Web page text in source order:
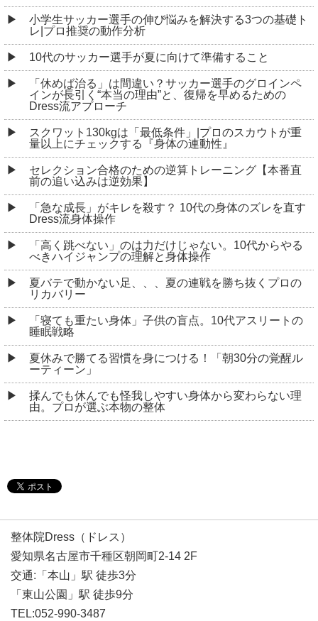
小学生サッカー選手の伸び悩みを解決する3つの基礎ト
レ|プロ推奨の動作分析
10代のサッカー選手が夏に向けて準備すること
「休めば治る」は間違い？サッカー選手のグロインペ
インが長引く“本当の理由”と、復帰を早めるための
Dress流アプローチ
スクワット130kgは「最低条件」|プロのスカウトが重
量以上にチェックする『身体の連動性』
セレクション合格のための逆算トレーニング【本番直
前の追い込みは逆効果】
「急な成長」がキレを殺す？ 10代の身体のズレを直す
Dress流身体操作
「高く跳べない」のは力だけじゃない。10代からやる
べきハイジャンプの理解と身体操作
夏バテで動かない足、、、夏の連戦を勝ち抜くプロの
リカバリー
「寝ても重たい身体」子供の盲点。10代アスリートの
睡眠戦略
夏休みで勝てる習慣を身につける！「朝30分の覚醒ル
ーティーン」
揉んでも休んでも怪我しやすい身体から変わらない理
由。プロが選ぶ本物の整体
整体院Dress（ドレス）
愛知県名古屋市千種区朝岡町2-14 2F
交通:「本山」駅 徒歩3分
「東山公園」駅 徒歩9分
TEL:052-990-3487